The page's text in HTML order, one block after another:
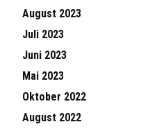
August 2023
Juli 2023
Juni 2023
Mai 2023
Oktober 2022
August 2022